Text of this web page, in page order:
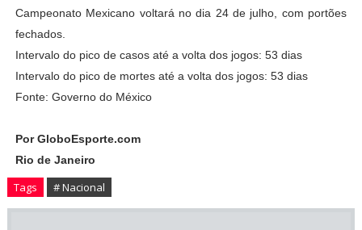
Campeonato Mexicano voltará no dia 24 de julho, com portões
fechados.
Intervalo do pico de casos até a volta dos jogos: 53 dias
Intervalo do pico de mortes até a volta dos jogos: 53 dias
Fonte: Governo do México
Por GloboEsporte.com
Rio de Janeiro
Tags # Nacional